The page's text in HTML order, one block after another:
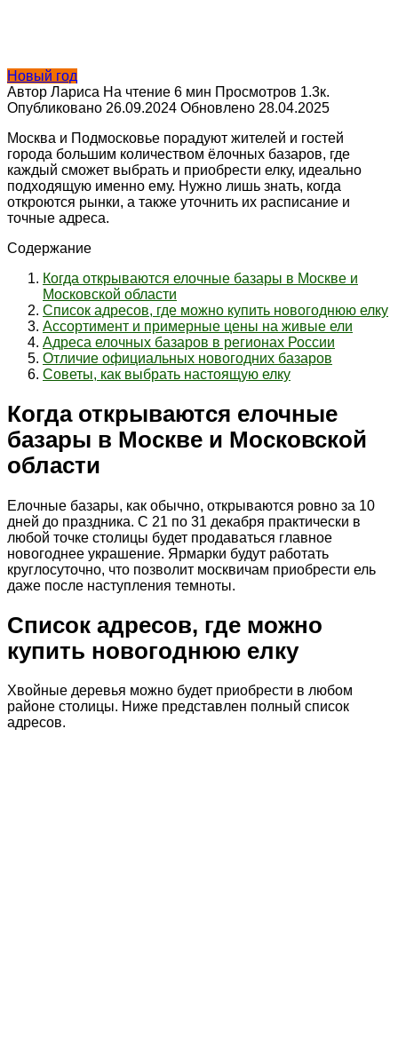
Новый год
Автор Лариса На чтение 6 мин Просмотров 1.3к.
Опубликовано 26.09.2024 Обновлено 28.04.2025
Москва и Подмосковье порадуют жителей и гостей
города большим количеством ёлочных базаров, где
каждый сможет выбрать и приобрести елку, идеально
подходящую именно ему. Нужно лишь знать, когда
откроются рынки, а также уточнить их расписание и
точные адреса.
Содержание
Когда открываются елочные базары в Москве и
Московской области
Список адресов, где можно купить новогоднюю елку
Ассортимент и примерные цены на живые ели
Адреса елочных базаров в регионах России
Отличие официальных новогодних базаров
Советы, как выбрать настоящую елку
Когда открываются елочные
базары в Москве и Московской
области
Елочные базары, как обычно, открываются ровно за 10
дней до праздника. С 21 по 31 декабря практически в
любой точке столицы будет продаваться главное
новогоднее украшение. Ярмарки будут работать
круглосуточно, что позволит москвичам приобрести ель
даже после наступления темноты.
Список адресов, где можно
купить новогоднюю елку
Хвойные деревья можно будет приобрести в любом
районе столицы. Ниже представлен полный список
адресов.